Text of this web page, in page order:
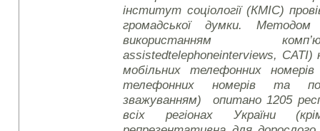
інститут соціології (КМІС)
громадської думки.
використанням
assistedtelephoneinterviews, CATI)
мобільних телефонних
телефонних номерів та
зважуванням) опитано 1205
всіх регіонах України